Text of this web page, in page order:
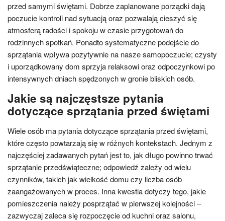
przed samymi świętami. Dobrze zaplanowane porządki dają
poczucie kontroli nad sytuacją oraz pozwalają cieszyć się
atmosferą radości i spokoju w czasie przygotowań do
rodzinnych spotkań. Ponadto systematyczne podejście do
sprzątania wpływa pozytywnie na nasze samopoczucie; czysty
i uporządkowany dom sprzyja relaksowi oraz odpoczynkowi po
intensywnych dniach spędzonych w gronie bliskich osób.
Jakie są najczęstsze pytania
dotyczące sprzątania przed świętami
Wiele osób ma pytania dotyczące sprzątania przed świętami,
które często powtarzają się w różnych kontekstach. Jednym z
najczęściej zadawanych pytań jest to, jak długo powinno trwać
sprzątanie przedświąteczne; odpowiedź zależy od wielu
czynników, takich jak wielkość domu czy liczba osób
zaangażowanych w proces. Inna kwestia dotyczy tego, jakie
pomieszczenia należy posprzątać w pierwszej kolejności –
zazwyczaj zaleca się rozpoczęcie od kuchni oraz salonu,